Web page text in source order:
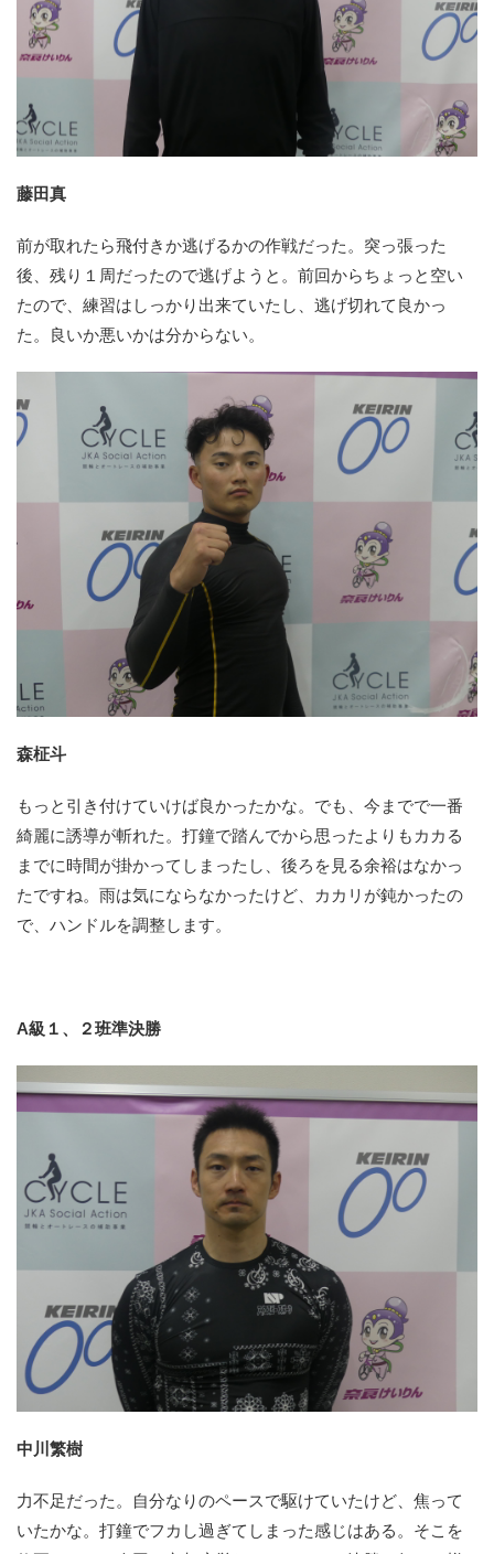
よくある質問
藤田真
前が取れたら飛付きか逃げるかの作戦だった。突っ張った
後、残り１周だったので逃げようと。前回からちょっと空い
たので、練習はしっかり出来ていたし、逃げ切れて良かっ
た。良いか悪いかは分からない。
森柾斗
もっと引き付けていけば良かったかな。でも、今までで一番
綺麗に誘導が斬れた。打鐘で踏んでから思ったよりもカカる
までに時間が掛かってしまったし、後ろを見る余裕はなかっ
たですね。雨は気にならなかったけど、カカリが鈍かったの
で、ハンドルを調整します。
A級１、２班準決勝
中川繁樹
力不足だった。自分なりのペースで駆けていたけど、焦って
いたかな。打鐘でフカし過ぎてしまった感じはある。そこを